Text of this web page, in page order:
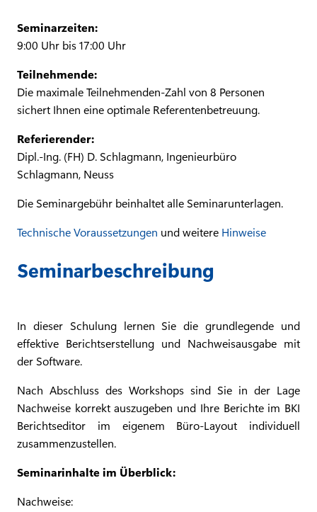
Seminarzeiten:
9:00 Uhr bis 17:00 Uhr
Teilnehmende:
Die maximale Teilnehmenden-Zahl von 8 Personen
sichert Ihnen eine optimale Referentenbetreuung.
Referierender:
Dipl.-Ing. (FH) D. Schlagmann, Ingenieurbüro
Schlagmann, Neuss
Die Seminargebühr beinhaltet alle Seminarunterlagen.
Technische Voraussetzungen und weitere Hinweise
Seminarbeschreibung
In dieser Schulung lernen Sie die grundlegende und
effektive Berichtserstellung und Nachweisausgabe mit
der Software.
Nach Abschluss des Workshops sind Sie in der Lage
Nachweise korrekt auszugeben und Ihre Berichte im BKI
Berichtseditor im eigenem Büro-Layout individuell
zusammenzustellen.
Seminarinhalte im Überblick:
Nachweise: